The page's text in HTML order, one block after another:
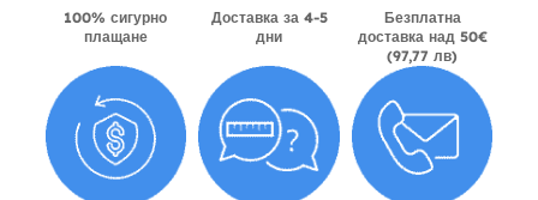
100% сигурно
плащане
Доставка за 4-5
дни
Безплатна
доставка над 50€
(97,77 лв)